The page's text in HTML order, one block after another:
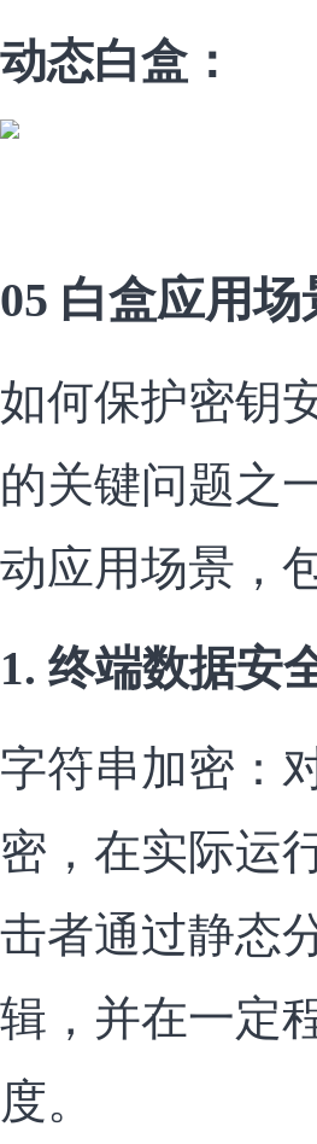
动态白盒：
05 白盒应用场
如何保护密钥
的关键问题之
动应用场景，
1. 终端数据安
字符串加密：
密，在实际运
击者通过静态
辑，并在一定
度。